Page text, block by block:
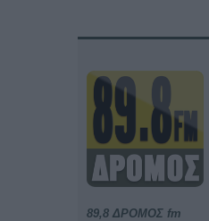
89,8 ΔΡΟΜΟΣ fm